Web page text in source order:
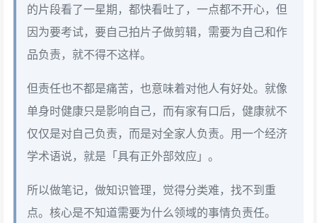
的片段看了一星期，都快看吐了，一点都不开心，但
因为要考试，要自己拍片子做剪辑，需要为自己和作
品负责，就不得不这样。
但责任也不都是痛苦，也意味着对他人有好处。就像
单身时健康只是影响自己，而有家有口后，健康就不
仅仅是对自己负责，而是对全家人负责。用一个经济
学术语说，就是「具有正外部效应」。
所以做笔记，做知识管理，觉得分类难，找不到重
点。核心是不知道需要为什么领域的事情负责任。